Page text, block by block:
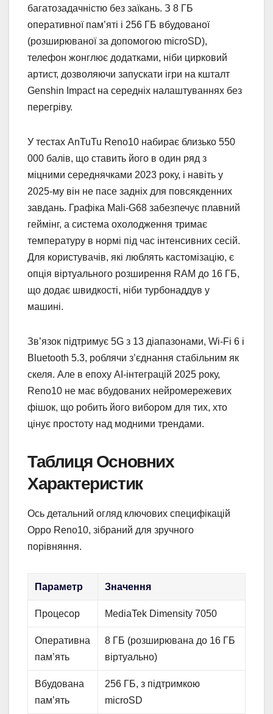
багатозадачністю без заїкань. З 8 ГБ
оперативної пам’яті і 256 ГБ вбудованої
(розширюваної за допомогою microSD),
телефон жонглює додатками, ніби цирковий
артист, дозволяючи запускати ігри на кшталт
Genshin Impact на середніх налаштуваннях без
перегріву.
У тестах AnTuTu Reno10 набирає близько 550
000 балів, що ставить його в один ряд з
міцними середнячками 2023 року, і навіть у
2025-му він не пасе задніх для повсякденних
завдань. Графіка Mali-G68 забезпечує плавний
геймінг, а система охолодження тримає
температуру в нормі під час інтенсивних сесій.
Для користувачів, які люблять кастомізацію, є
опція віртуального розширення RAM до 16 ГБ,
що додає швидкості, ніби турбонаддув у
машині.
Зв’язок підтримує 5G з 13 діапазонами, Wi-Fi 6 і
Bluetooth 5.3, роблячи з’єднання стабільним як
скеля. Але в епоху AI-інтеграцій 2025 року,
Reno10 не має вбудованих нейромережевих
фішок, що робить його вибором для тих, хто
цінує простоту над модними трендами.
Таблиця Основних
Характеристик
Ось детальний огляд ключових специфікацій
Oppo Reno10, зібраний для зручного
порівняння.
Параметр Значення
Процесор MediaTek Dimensity 7050
Оперативна
пам’ять
8 ГБ (розширювана до 16 ГБ
віртуально)
Вбудована
пам’ять
256 ГБ, з підтримкою
microSD